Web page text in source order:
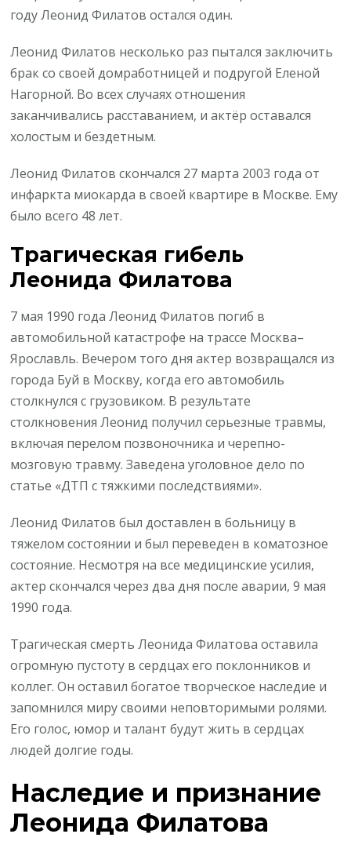
году Леонид Филатов остался один.
Леонид Филатов несколько раз пытался заключить
брак со своей домработницей и подругой Еленой
Нагорной. Во всех случаях отношения
заканчивались расставанием, и актёр оставался
холостым и бездетным.
Леонид Филатов скончался 27 марта 2003 года от
инфаркта миокарда в своей квартире в Москве. Ему
было всего 48 лет.
Трагическая гибель
Леонида Филатова
7 мая 1990 года Леонид Филатов погиб в
автомобильной катастрофе на трассе Москва–
Ярославль. Вечером того дня актер возвращался из
города Буй в Москву, когда его автомобиль
столкнулся с грузовиком. В результате
столкновения Леонид получил серьезные травмы,
включая перелом позвоночника и черепно-
мозговую травму. Заведена уголовное дело по
статье «ДТП с тяжкими последствиями».
Леонид Филатов был доставлен в больницу в
тяжелом состоянии и был переведен в коматозное
состояние. Несмотря на все медицинские усилия,
актер скончался через два дня после аварии, 9 мая
1990 года.
Трагическая смерть Леонида Филатова оставила
огромную пустоту в сердцах его поклонников и
коллег. Он оставил богатое творческое наследие и
запомнился миру своими неповторимыми ролями.
Его голос, юмор и талант будут жить в сердцах
людей долгие годы.
Наследие и признание
Леонида Филатова